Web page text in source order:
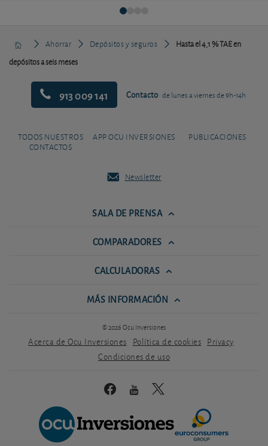
Ahorrar Depósitos y seguros
Hasta el 4,1 % TAE en
depósitos a seis meses
913 009 141 Contacto de lunes a viernes de 9h-14h
TODOS NUESTROS
CONTACTOS
APP OCU INVERSIONES PUBLICACIONES
Newsletter
SALA DE PRENSA
COMPARADORES
CALCULADORAS
MÁS INFORMACIÓN
© 2026 Ocu Inversiones
Acerca de Ocu Inversiones Política de cookies Privacy
Condiciones de uso